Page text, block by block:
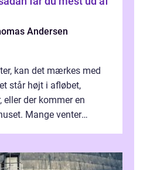
Andersen
kan det mærkes med
står højt i afløbet,
eller der kommer en
Mange venter